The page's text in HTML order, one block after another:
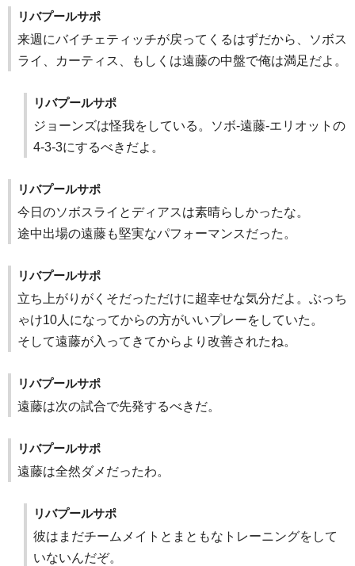
リバプールサポ
来週にバイチェティッチが戻ってくるはずだから、ソボス
ライ、カーティス、もしくは遠藤の中盤で俺は満足だよ。
リバプールサポ
ジョーンズは怪我をしている。ソボ-遠藤-エリオットの
4-3-3にするべきだよ。
リバプールサポ
今日のソボスライとディアスは素晴らしかったな。
途中出場の遠藤も堅実なパフォーマンスだった。
リバプールサポ
立ち上がりがくそだっただけに超幸せな気分だよ。ぶっち
ゃけ10人になってからの方がいいプレーをしていた。
そして遠藤が入ってきてからより改善されたね。
リバプールサポ
遠藤は次の試合で先発するべきだ。
リバプールサポ
遠藤は全然ダメだったわ。
リバプールサポ
彼はまだチームメイトとまともなトレーニングをして
いないんだぞ。